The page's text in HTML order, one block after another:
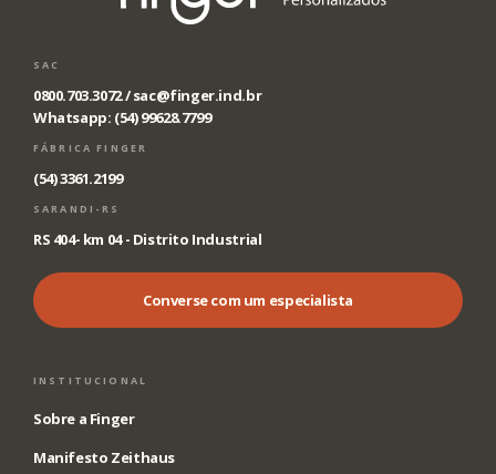
SAC
0800.703.3072 /sac@finger.ind.br
Whatsapp: (54) 99628.7799
FÁBRICA FINGER
(54) 3361.2199
SARANDI-RS
RS 404- km 04 - Distrito Industrial
Converse com um especialista
INSTITUCIONAL
Sobre a Finger
Manifesto Zeithaus